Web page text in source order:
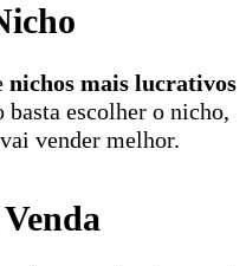
nichos mais lucrativos
escolher o nicho,
vender melhor.